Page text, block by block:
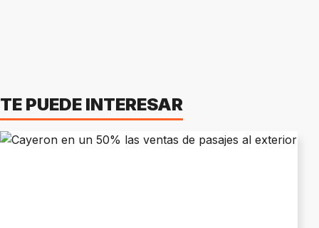
TE PUEDE INTERESAR